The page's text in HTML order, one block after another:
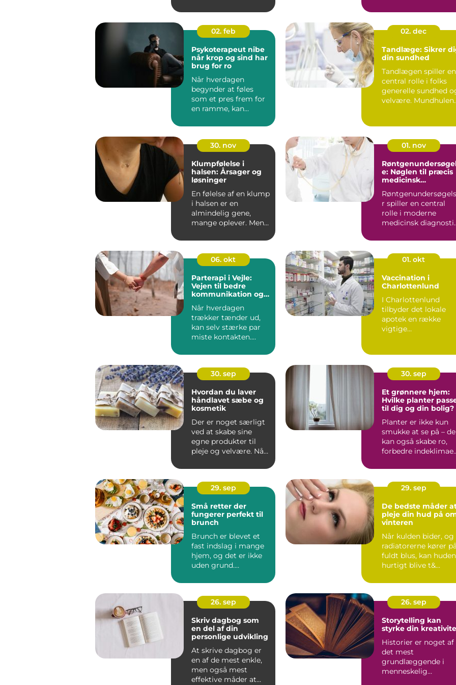
kiroprakt...
02. feb
Psykoterapeut nibe
når krop og sind har
brug for ro
Når hverdagen
begynder at føles
som et pres frem for
en ramme, kan
psykoterapeut vær...
02. dec
Tandlæge: Sikrer
din sundhed
Tandlægen spiller en
central rolle i folks
generelle sundhed
velvære. Mundhulen
30. nov
Klumpfølelse i
halsen: Årsager og
løsninger
En følelse af en klump
i halsen er en
almindelig gene,
mange oplever. Mens
01. nov
e: Nøglen til præcis
medicinsk
r spiller en central
rolle i moderne
medicinsk
06. okt
Parterapi i Vejle:
Vejen til bedre
kommunikation og
Når hverdagen
trækker tænder ud,
kan selv stærke par
miste kontakten.
01. okt
Vaccination i
Charlottenlund
I Charlottenlund
tilbyder det lokale
apotek en række
vigtige
30. sep
Hvordan du laver
håndlavet sæbe og
kosmetik
Der er noget særligt
ved at skabe sine
egne produkter til
pleje og velvære. Når
30. sep
Et grønnere hjem:
Hvilke planter
til dig og din bolig?
Planter er ikke kun
smukke at se på – de
kan også skabe ro,
forbedre indeklimaet
29. sep
Små retter der
fungerer perfekt til
brunch
Brunch er blevet et
fast indslag i mange
hjem, og det er ikke
uden grund.
morgenmad...
29. sep
De bedste måder
pleje din hud på
vinteren
Når kulden bider, og
radiatorerne kører på
fuldt blus, kan huden
hurtigt blive t&...
26. sep
Skriv dagbog som
en del af din
personlige udvikling
At skrive dagbog er
en af de mest enkle,
men også mest
effektive måder at
26. sep
Storytelling kan
styrke din
Historier er noget af
det mest
grundlæggende i
menneskelig